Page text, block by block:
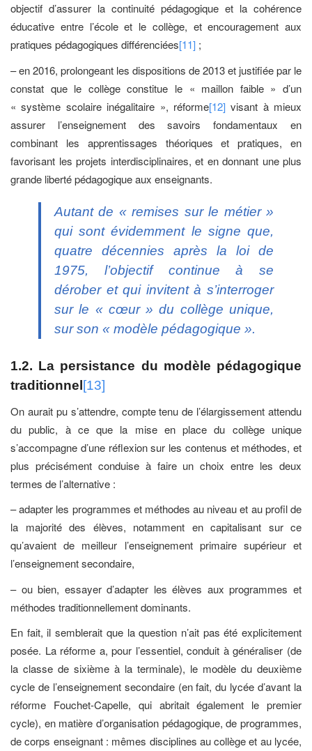
objectif d’assurer la continuité pédagogique et la cohérence
éducative entre l’école et le collège, et encouragement aux
pratiques pédagogiques différenciées[11] ;
– en 2016, prolongeant les dispositions de 2013 et justifiée par le
constat que le collège constitue le « maillon faible » d’un
« système scolaire inégalitaire », réforme[12]visant à mieux
assurer l’enseignement des savoirs fondamentaux en
combinant les apprentissages théoriques et pratiques, en
favorisant les projets interdisciplinaires, et en donnant une plus
grande liberté pédagogique aux enseignants.
Autant de « remises sur le métier »
qui sont évidemment le signe que,
quatre décennies après la loi de
1975, l’objectif continue à se
dérober et qui invitent à s’interroger
sur le « cœur » du collège unique,
sur son « modèle pédagogique ».
1.2. La persistance du modèle pédagogique
traditionnel [13]
On aurait pu s’attendre, compte tenu de l’élargissement attendu
du public, à ce que la mise en place du collège unique
s’accompagne d’une réflexion sur les contenus et méthodes, et
plus précisément conduise à faire un choix entre les deux
termes de l’alternative :
– adapter les programmes et méthodes au niveau et au profil de
la majorité des élèves, notamment en capitalisant sur ce
qu’avaient de meilleur l’enseignement primaire supérieur et
l’enseignement secondaire,
– ou bien, essayer d’adapter les élèves aux programmes et
méthodes traditionnellement dominants.
En fait, il semblerait que la question n’ait pas été explicitement
posée. La réforme a, pour l’essentiel, conduit à généraliser (de
la classe de sixième à la terminale), le modèle du deuxième
cycle de l’enseignement secondaire (en fait, du lycée d’avant la
réforme Fouchet-Capelle, qui abritait également le premier
cycle), en matière d’organisation pédagogique, de programmes,
de corps enseignant : mêmes disciplines au collège et au lycée,